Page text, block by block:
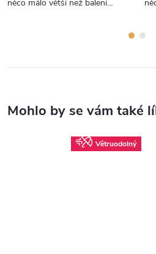
něco málo větší než balení
Větruodolný